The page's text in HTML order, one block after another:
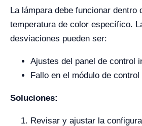
La lámpara debe funcionar dentro
temperatura de color específico.
desviaciones pueden ser:
Ajustes del panel de control
Fallo en el módulo de control
Soluciones:
Revisar y ajustar la